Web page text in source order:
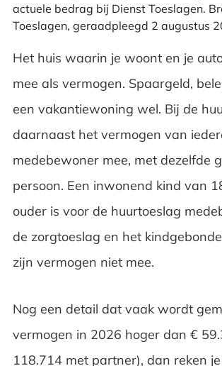
actuele bedrag bij Dienst Toeslagen.
Toeslagen, geraadpleegd 2 augustus
Het huis waarin je woont en je
mee als vermogen. Spaargeld,
een vakantiewoning wel. Bij de
daarnaast het vermogen van
medebewoner mee, met dezelfde
persoon. Een inwonend kind van
ouder is voor de huurtoeslag
de zorgtoeslag en het
zijn vermogen niet mee.
Nog een detail dat vaak wordt
vermogen in 2026 hoger dan €
118.714 met partner), dan reken